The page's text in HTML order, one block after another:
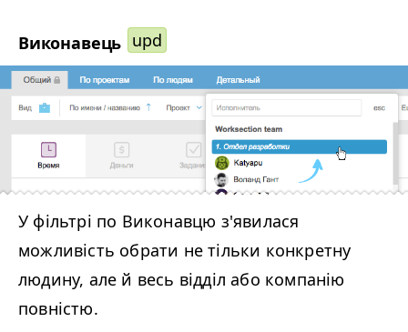
Виконавець upd
У фільтрі по Виконавцю з'явилася
можливість обрати не тільки конкретну
людину, але й весь відділ або компанію
повністю.